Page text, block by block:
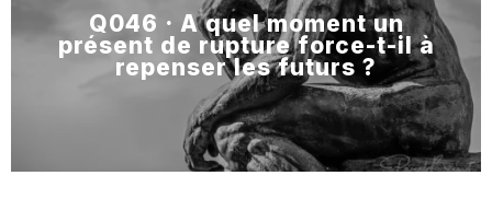
Q046 · A quel moment un
présent de rupture force-t-il à
repenser les futurs ?